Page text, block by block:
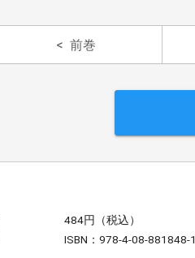
前巻
484円（税込）
ISBN：978-4-08-881848-1